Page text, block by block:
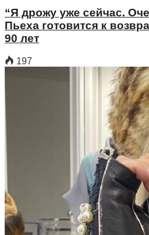
“Я дрожу уже сейчас.
Пьеха готовится к
90 лет
197